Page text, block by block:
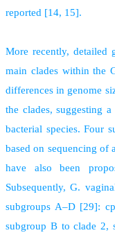
reported [14, 15].
More recently, detailed
main clades within the
differences in genome
the clades, suggesting
bacterial species. Four
based on sequencing of
have also been
Subsequently, G.
subgroups A–D [29]:
subgroup B to clade 2,